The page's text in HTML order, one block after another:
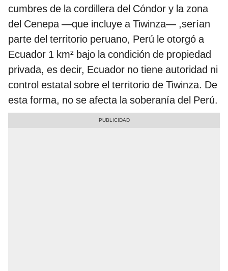
cumbres de la cordillera del Cóndor y la zona
del Cenepa —que incluye a Tiwinza— ,serían
parte del territorio peruano, Perú le otorgó a
Ecuador 1 km² bajo la condición de propiedad
privada, es decir, Ecuador no tiene autoridad ni
control estatal sobre el territorio de Tiwinza. De
esta forma, no se afecta la soberanía del Perú.